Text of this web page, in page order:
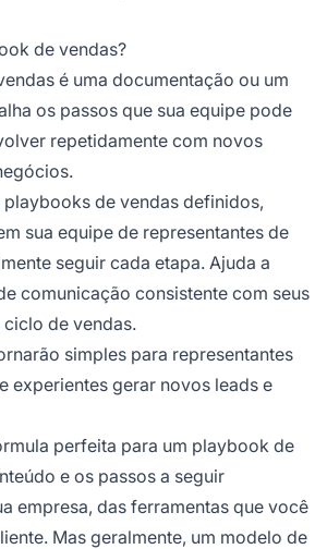
de vendas?
é uma documentação ou um
os passos que sua equipe pode
repetidamente com novos
de vendas definidos,
sua equipe de representantes de
seguir cada etapa. Ajuda a
comunicação consistente com seus
de vendas.
simples para representantes
experientes gerar novos leads e
perfeita para um playbook de
e os passos a seguir
empresa, das ferramentas que você
Mas geralmente, um modelo de